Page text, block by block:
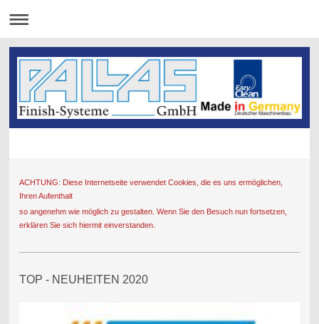
ACHTUNG: Diese Internetseite verwendet Cookies, die es uns ermöglichen,
Ihren Aufenthalt
so angenehm wie möglich zu gestalten. Wenn Sie den Besuch nun fortsetzen,
erklären Sie sich hiermit einverstanden.
TOP - NEUHEITEN 2020